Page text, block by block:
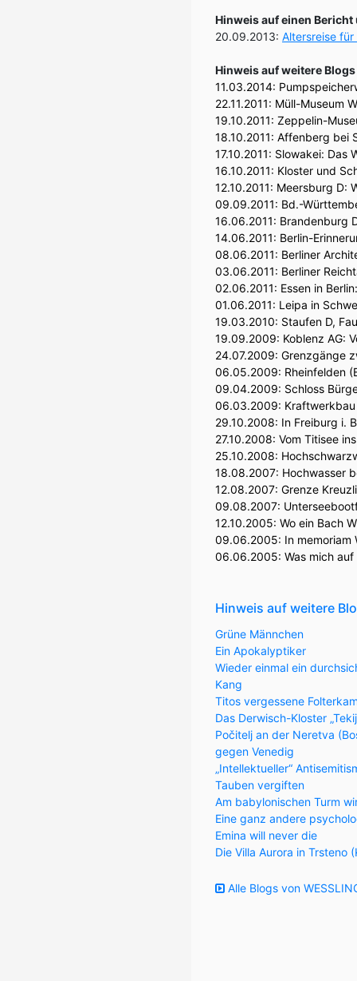
Hinweis auf einen
20.09.2013: Altersreise
Hinweis auf weitere
11.03.2014:
22.11.2011: Müll-Museum
19.10.2011: Zeppelin-
18.10.2011: Affenberg bei
17.10.2011: Slowakei: Das
16.10.2011: Kloster und
12.10.2011: Meersburg D:
09.09.2011: Bd.-
16.06.2011: Brandenburg
14.06.2011: Berlin-
08.06.2011: Berliner
03.06.2011: Berliner
02.06.2011: Essen in
01.06.2011: Leipa in
19.03.2010: Staufen D,
19.09.2009: Koblenz AG:
24.07.2009: Grenzgänge
06.05.2009: Rheinfelden
09.04.2009: Schloss
06.03.2009:
29.10.2008: In Freiburg i.
27.10.2008: Vom Titisee
25.10.2008:
18.08.2007: Hochwasser
12.08.2007: Grenze
09.08.2007:
12.10.2005: Wo ein Bach
09.06.2005: In memoriam
06.06.2005: Was mich
Hinweis auf weitere
Grüne Männchen
Ein Apokalyptiker
Wieder einmal ein
Kang
Titos vergessene
Das Derwisch-Kloster
Počitelj an der Neretva
gegen Venedig
„Intellektueller“
Tauben vergiften
Am babylonischen Turm
Eine ganz andere
Emina will never die
Die Villa Aurora in Trsteno
Alle Blogs von